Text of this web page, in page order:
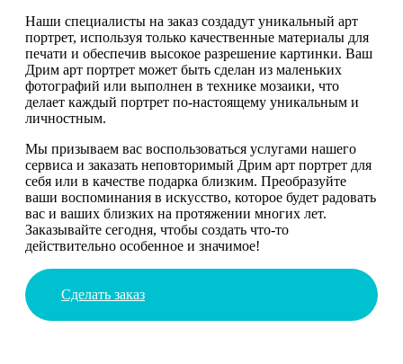
Наши специалисты на заказ создадут уникальный арт
портрет, используя только качественные материалы для
печати и обеспечив высокое разрешение картинки. Ваш
Дрим арт портрет может быть сделан из маленьких
фотографий или выполнен в технике мозаики, что
делает каждый портрет по-настоящему уникальным и
личностным.
Мы призываем вас воспользоваться услугами нашего
сервиса и заказать неповторимый Дрим арт портрет для
себя или в качестве подарка близким. Преобразуйте
ваши воспоминания в искусство, которое будет радовать
вас и ваших близких на протяжении многих лет.
Заказывайте сегодня, чтобы создать что-то
действительно особенное и значимое!
Сделать заказ